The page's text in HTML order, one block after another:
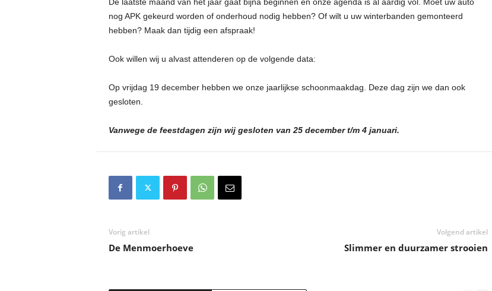
nog APK gekeurd worden of onderhoud nodig hebben? Of wilt u uw winterbanden gemonteerd
hebben? Maak dan tijdig een afspraak!
Ook willen wij u alvast attenderen op de volgende data:
Op vrijdag 19 december hebben we onze jaarlijkse schoonmaakdag. Deze dag zijn we dan ook
gesloten.
Vanwege de feestdagen zijn wij gesloten van 25 december t/m 4 januari.
Vorig artikel
De Menmoerhoeve
Volgend artikel
Slimmer en duurzamer strooien